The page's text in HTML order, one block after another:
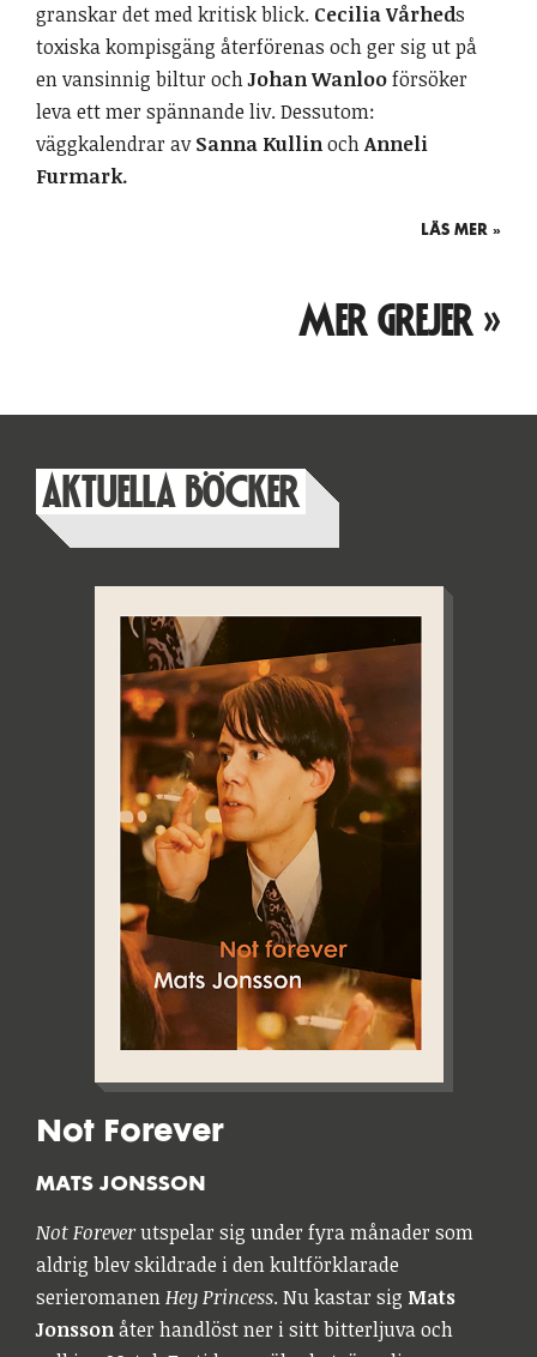
granskar det med kritisk blick. Cecilia Vårheds
toxiska kompisgäng återförenas och ger sig ut på
en vansinnig biltur ochJohan Wanlooförsöker
leva ett mer spännande liv. Dessutom:
väggkalendrar avSanna KullinochAnneli
Furmark.
LÄS MER »
MER GREJER »
AKTUELLA BÖCKER
Not Forever
MATS JONSSON
Not Foreverutspelar sig under fyra månader som
aldrig blev skildrade i den kultförklarade
serieromanenHey Princess. Nu kastar sig Mats
Jonssonåter handlöst ner i sitt bitterljuva och